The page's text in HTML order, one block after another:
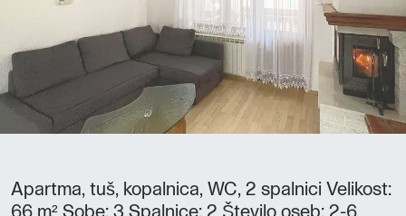
Apartma, tuš, kopalnica, WC, 2 spalnici Velikost:
66 m² Sobe: 3 Spalnice: 2 Število oseb: 2-6